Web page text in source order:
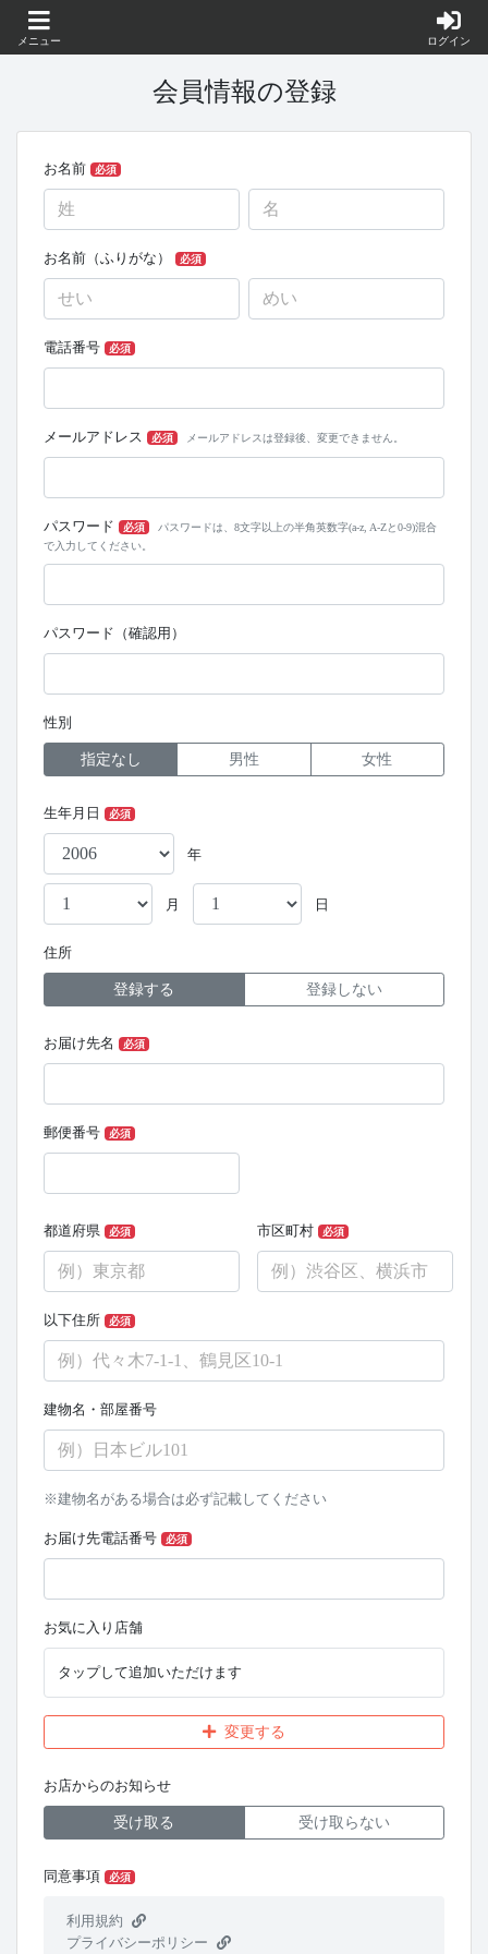
メニュー ログイン
会員情報の登録
お名前 必須
お名前（ふりがな） 必須
電話番号 必須
メールアドレス 必須 メールアドレスは登録後、変更できません。
パスワード 必須
パスワードは、8文字以上の半角英数字(a-z, A-Zと0-9)混合
で入力してください。
パスワード（確認用）
性別
指定なし 男性 女性
生年月日 必須
年
月 日
住所
登録する 登録しない
お届け先名 必須
郵便番号 必須
都道府県 必須 市区町村 必須
以下住所 必須
建物名・部屋番号
※建物名がある場合は必ず記載してください
お届け先電話番号 必須
お気に入り店舗
タップして追加いただけます
変更する
お店からのお知らせ
受け取る 受け取らない
同意事項 必須
利用規約
プライバシーポリシー